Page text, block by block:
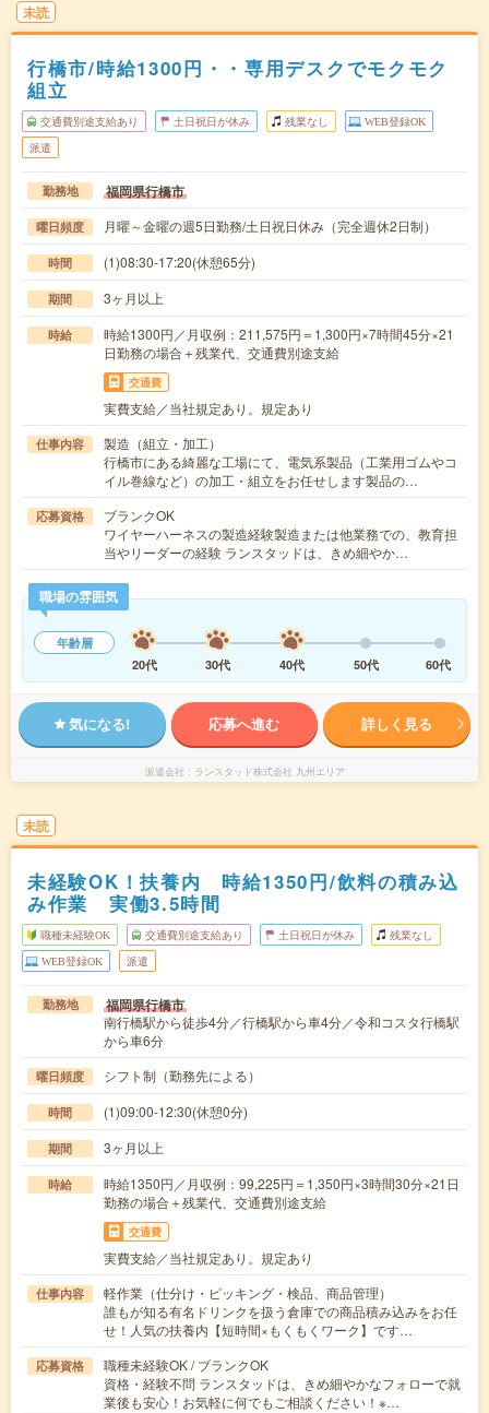
未読
行橋市/時給1300円・・専用デスクでモクモク
組立
交通費別途支給あり 土日祝日が休み 残業なし WEB登録OK
派遣
勤務地 福岡県行橋市
曜日頻度 月曜～金曜の週5日勤務/土日祝日休み（完全週休2日制）
時間 (1)08:30-17:20(休憩65分)
期間 3ヶ月以上
時給
時給1300円／月収例：211,575円＝1,300円×7時間45分×21
日勤務の場合＋残業代、交通費別途支給
交通費
実費支給／当社規定あり。規定あり
仕事内容
製造（組立・加工）
行橋市にある綺麗な工場にて、電気系製品（工業用ゴムやコ
イル巻線など）の加工・組立をお任せします製品の…
応募資格
ブランクOK
ワイヤーハーネスの製造経験製造または他業務での、教育担
当やリーダーの経験 ランスタッドは、きめ細やか…
職場の雰囲気
年齢層
20代
30代 40代 50代 60代
気になる! 応募へ進む 詳しく見る
派遣会社 ランスタッド株式会社 九州エリア
未読
未経験OK！扶養内 時給1350円/飲料の積み込
み作業 実働3.5時間
職種未経験OK 交通費別途支給あり 土日祝日が休み 残業なし
WEB登録OK 派遣
勤務地 福岡県行橋市
南行橋駅から徒歩4分／行橋駅から車4分／令和コスタ行橋駅
から車6分
曜日頻度 シフト制（勤務先による）
時間 (1)09:00-12:30(休憩0分)
期間 3ヶ月以上
時給
時給1350円／月収例：99,225円＝1,350円×3時間30分×21日
勤務の場合＋残業代、交通費別途支給
交通費
実費支給／当社規定あり。規定あり
仕事内容
軽作業（仕分け・ピッキング・検品、商品管理）
誰もが知る有名ドリンクを扱う倉庫での商品積み込みをお任
せ！人気の扶養内【短時間×もくもくワーク】です…
応募資格
職種未経験OK / ブランクOK
資格・経験不問 ランスタッドは、きめ細やかなフォローで就
業後も安心！お気軽に何でもご相談ください！※…